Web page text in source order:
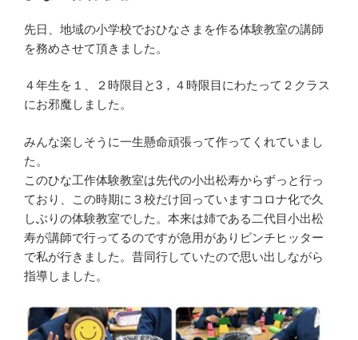
先日、地域の小学校でおひなさまを作る体験教室の講師
を務めさせて頂きました。
４年生を１、２時限目と3，４時限目にわたって２クラス
にお邪魔しました。
みんな楽しそうに一生懸命頑張って作ってくれていまし
た。
このひな工作体験教室は先代の小出松寿からずっと行っ
ており、この時期に３校だけ回っていますコロナ化で久
しぶりの体験教室でした。本来は姉である二代目小出松
寿が講師で行ってるのですが急用がありピンチヒッター
で私が行きました。昔同行していたので思い出しながら
指導しました。